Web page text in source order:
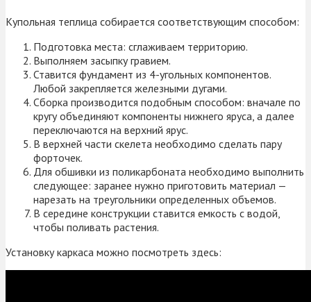
Купольная теплица собирается соответствующим способом:
Подготовка места: сглаживаем территорию.
Выполняем засыпку гравием.
Ставится фундамент из 4-угольных компонентов.
Любой закрепляется железными дугами.
Сборка производится подобным способом: вначале по
кругу объединяют компоненты нижнего яруса, а далее
переключаются на верхний ярус.
В верхней части скелета необходимо сделать пару
форточек.
Для обшивки из поликарбоната необходимо выполнить
следующее: заранее нужно приготовить материал —
нарезать на треугольники определенных объемов.
В середине конструкции ставится емкость с водой,
чтобы поливать растения.
Установку каркаса можно посмотреть здесь: